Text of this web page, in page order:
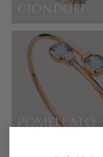
CIONDOLI
POMELLATO